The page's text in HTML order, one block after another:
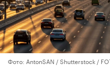
Фото: AntonSAN / Shutterstock /